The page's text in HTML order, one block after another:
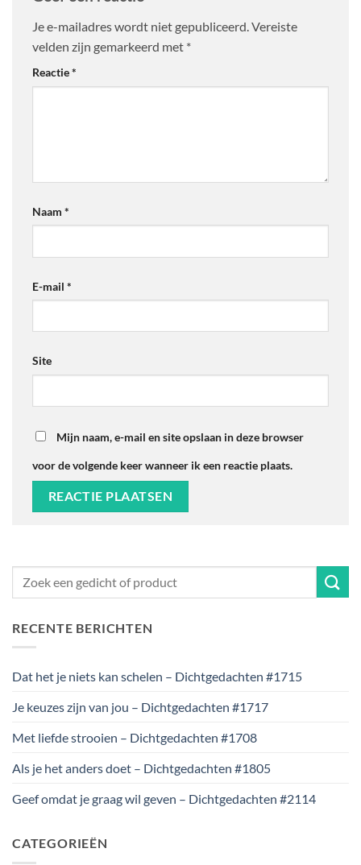
Je e-mailadres wordt niet gepubliceerd.Vereiste
velden zijn gemarkeerd met *
Reactie*
Naam *
E-mail *
Site
Mijn naam, e-mail en site opslaan in deze browser
voor de volgende keer wanneer ik een reactie plaats.
RECENTE BERICHTEN
Dat het je niets kan schelen – Dichtgedachten #1715
Je keuzes zijn van jou – Dichtgedachten #1717
Met liefde strooien – Dichtgedachten #1708
Als je het anders doet – Dichtgedachten #1805
Geef omdat je graag wil geven – Dichtgedachten #2114
CATEGORIEËN